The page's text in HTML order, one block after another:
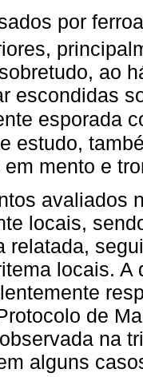
por
ao
escondidas
esporada
estudo,
mento e
avaliados
locais,
relatada,
locais.
de
na
alguns